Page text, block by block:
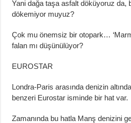
Yani dağa taşa asfalt döküyoruz da,
dökemiyor muyuz?
Çok mu önemsiz bir otopark…
falan mı düşünülüyor?
EUROSTAR
Londra-Paris arasında denizin
benzeri Eurostar isminde bir hat var.
Zamanında bu hatla Manş denizini